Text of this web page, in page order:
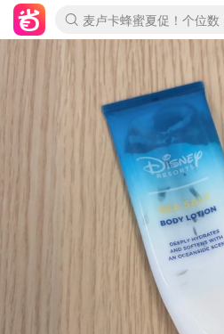
麦卢卡蜂蜜夏促！个位数！
Prada/Miu 4.8折！
啥？必胜客披萨5折！